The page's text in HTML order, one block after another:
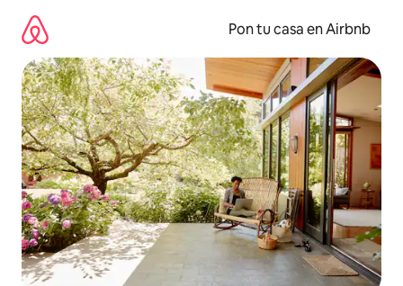
contenido
Pon tu casa en Airbnb